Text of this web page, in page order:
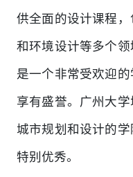
供全面的设计课程
和环境设计等多个
是一个非常受欢迎
享有盛誉。广州大
城市规划和设计的
特别优秀。